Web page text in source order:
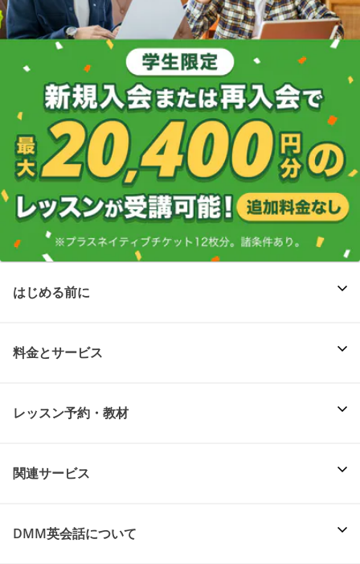
はじめる前に
料金とサービス
レッスン予約・教材
関連サービス
DMM英会話について